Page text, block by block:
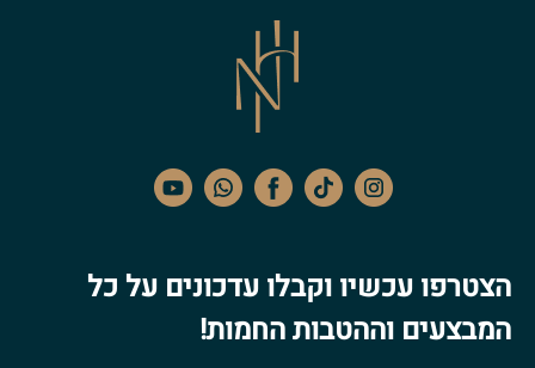
הצטרפו עכשיו וקבלו עדכונים על כל
המבצעים וההטבות החמות!